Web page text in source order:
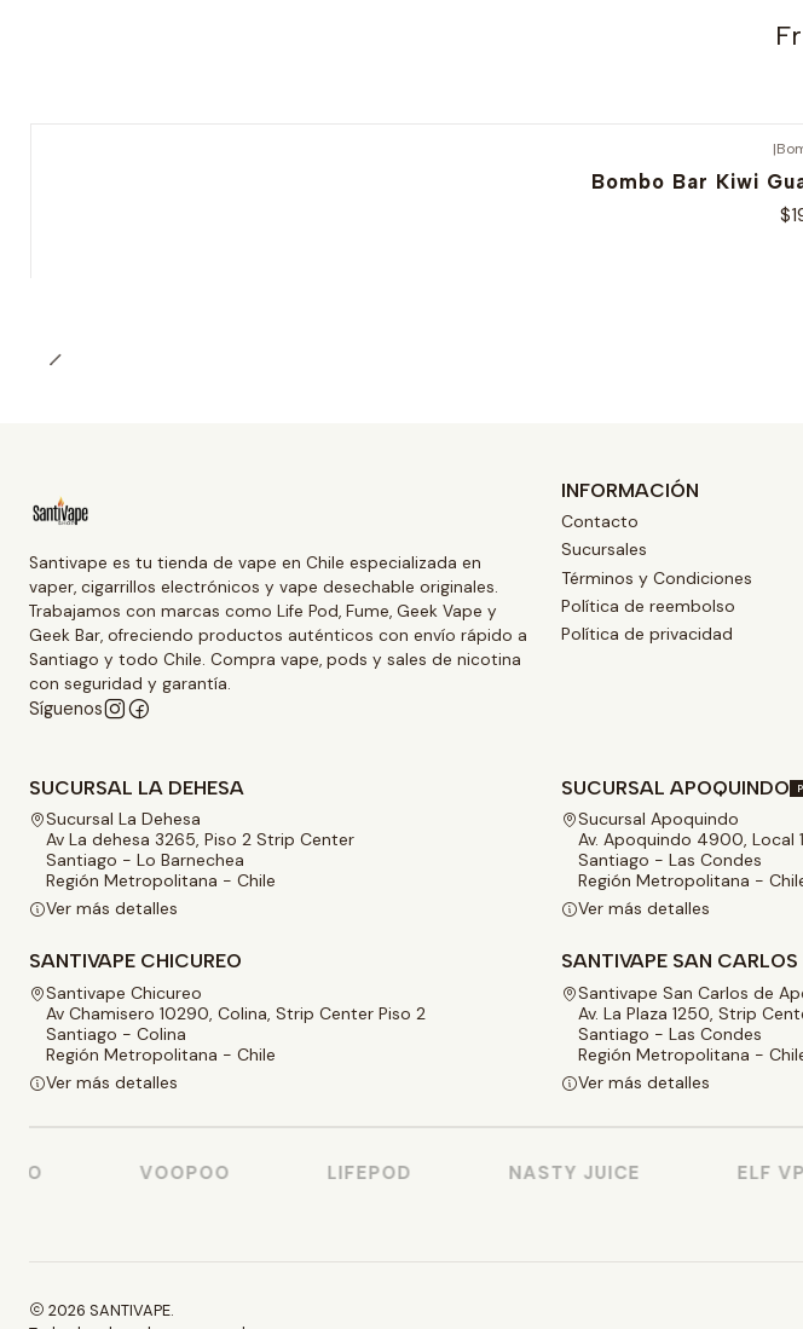
|
Bombo Bar Kiwi
Santivape es tu tienda de vape en Chile especializada en
vaper, cigarrillos electrónicos y vape desechable originales.
Trabajamos con marcas como Life Pod, Fume, Geek Vape y
Geek Bar, ofreciendo productos auténticos con envío rápido a
Santiago y todo Chile. Compra vape, pods y sales de nicotina
con seguridad y garantía.
Síguenos
INFORMACIÓN
Contacto
Sucursales
Términos y Condiciones
Política de reembolso
Política de privacidad
SUCURSAL LA DEHESA
Sucursal La Dehesa
Av La dehesa 3265, Piso 2 Strip Center
Santiago - Lo Barnechea
Región Metropolitana - Chile
Ver más detalles
SUCURSAL APOQUINDO
Sucursal Apoquindo
Av. Apoquindo 4900, Local
Santiago - Las Condes
Región Metropolitana -
Ver más detalles
SANTIVAPE CHICUREO
Santivape Chicureo
Av Chamisero 10290, Colina, Strip Center Piso 2
Santiago - Colina
Región Metropolitana - Chile
Ver más detalles
SANTIVAPE SAN
Santivape San Carlos de
Av. La Plaza 1250, Strip
Santiago - Las Condes
Región Metropolitana -
Ver más detalles
VOOPOO LIFEPOD NASTY JUICE ELF VPR
2026 SANTIVAPE.